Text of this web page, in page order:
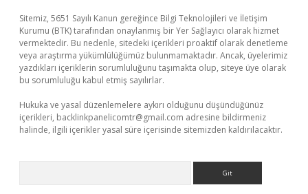
Sitemiz, 5651 Sayılı Kanun gereğince Bilgi Teknolojileri ve İletişim
Kurumu (BTK) tarafından onaylanmış bir Yer Sağlayıcı olarak hizmet
vermektedir. Bu nedenle, sitedeki içerikleri proaktif olarak denetleme
veya araştırma yükümlülüğümüz bulunmamaktadır. Ancak, üyelerimiz
yazdıkları içeriklerin sorumluluğunu taşımakta olup, siteye üye olarak
bu sorumluluğu kabul etmiş sayılırlar.
Hukuka ve yasal düzenlemelere aykırı olduğunu düşündüğünüz
içerikleri, backlinkpanelicomtr@gmail.com adresine bildirmeniz
halinde, ilgili içerikler yasal süre içerisinde sitemizden kaldırılacaktır.